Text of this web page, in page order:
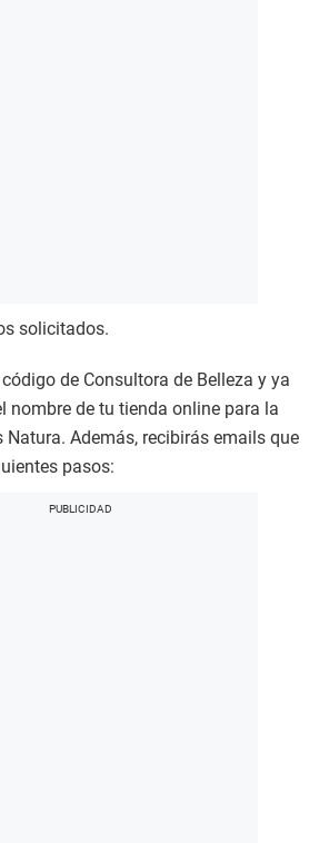
solicitados.
de Consultora de Belleza y ya
nombre de tu tienda online para la
Natura. Además, recibirás emails que
pasos: